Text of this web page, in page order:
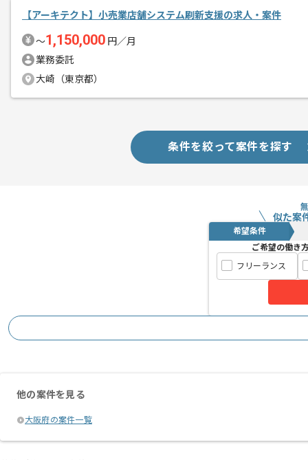
【アーキテクト】小売業店舗システム刷新支援の求人・案件
〜1,150,000 円／月
業務委託
大崎（東京都）
条件を絞って案件を探す
似た案
希望条件
ご希望の働き
フリーランス
他の案件を見る
大阪府の案件一覧